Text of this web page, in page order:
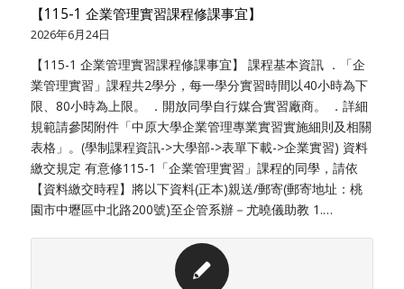
【115-1 企業管理實習課程修課事宜】
2026年6月24日
【115-1 企業管理實習課程修課事宜】 課程基本資訊 ．「企
業管理實習」課程共2學分，每一學分實習時間以40小時為下
限、80小時為上限。 ．開放同學自行媒合實習廠商。 ．詳細
規範請參閱附件「中原大學企業管理專業實習實施細則及相關
表格」。(學制課程資訊->大學部->表單下載->企業實習) 資料
繳交規定 有意修115-1「企業管理實習」課程的同學，請依
【資料繳交時程】將以下資料(正本)親送/郵寄(郵寄地址：桃
園市中壢區中北路200號)至企管系辦－尤曉儀助教 1.…